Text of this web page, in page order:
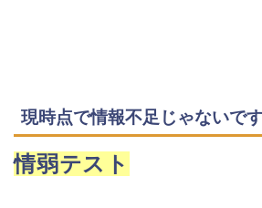
現時点で情報不足じゃないで
情弱テスト